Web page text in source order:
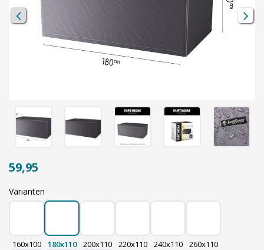
59,95
Varianten
160x100 180x110 200x110 220x110 240x110 260x110